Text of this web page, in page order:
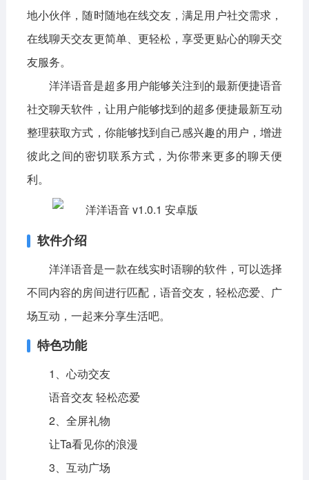
角色扮演 棋牌桌游
影音播放 系统工具 社交通讯
主题美化 新闻阅读 摄影图像
网络软件
图形图像 媒体软件 行业软件
安全软件 游戏娱乐 聊天软件
地小伙伴，随时随地在线交友，满足用户社交需求，
在线聊天交友更简单、更轻松，享受更贴心的聊天交
友服务。
洋洋语音是超多用户能够关注到的最新便捷语音
社交聊天软件，让用户能够找到的超多便捷最新互动
整理获取方式，你能够找到自己感兴趣的用户，增进
彼此之间的密切联系方式，为你带来更多的聊天便
利。
软件介绍
洋洋语音是一款在线实时语聊的软件，可以选择
不同内容的房间进行匹配，语音交友，轻松恋爱、广
场互动，一起来分享生活吧。
特色功能
1、心动交友
语音交友 轻松恋爱
2、全屏礼物
让Ta看见你的浪漫
3、互动广场